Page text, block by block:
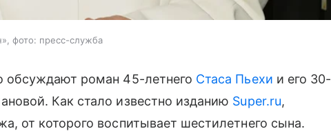
фото: пресс-служба
обсуждают роман 45-летнего Стаса Пьехи и его 30-
Как стало известно изданию Super.ru,
от которого воспитывает шестилетнего сына.